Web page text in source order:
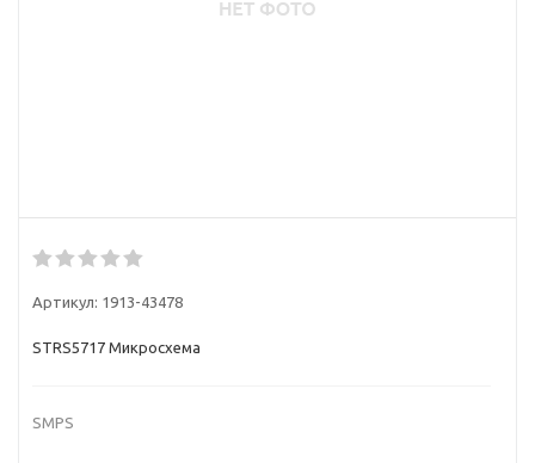
Артикул: 1913-43478
STRS5717 Микросхема
SMPS